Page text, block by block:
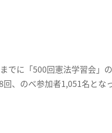
でに「500回憲法学習会」
、のべ参加者1,051名とな